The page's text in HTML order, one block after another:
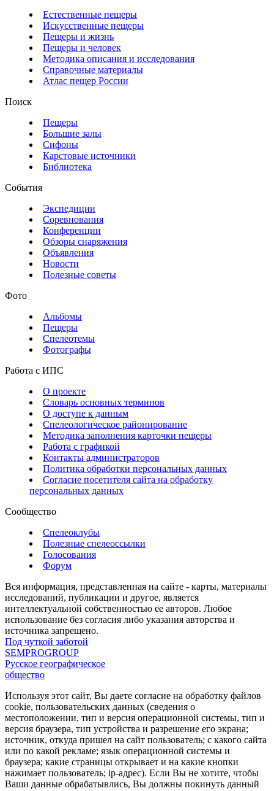
Естественные пещеры
Искусственные пещеры
Пещеры и жизнь
Пещеры и человек
Методика описания и исследования
Справочные материалы
Атлас пещер России
Поиск
Пещеры
Большие залы
Сифоны
Карстовые источники
Библиотека
События
Экспедиции
Соревнования
Конференции
Обзоры снаряжения
Объявления
Новости
Полезные советы
Фото
Альбомы
Пещеры
Спелеотемы
Фотографы
Работа с ИПС
О проекте
Словарь основных терминов
О доступе к данным
Спелеологическое районирование
Методика заполнения карточки пещеры
Работа с графикой
Контакты администраторов
Политика обработки персональных данных
Согласие посетителя сайта на обработку
персональных данных
Сообщество
Спелеоклубы
Полезные спелеоссылки
Голосования
Форум
Вся информация, представленная на сайте - карты, материалы
исследований, публикации и другое, является
интеллектуальной собственностью ее авторов. Любое
использование без согласия либо указания авторства и
источника запрещено.
Под чуткой заботой
SEMPROGROUP
Русское географическое
общество
Используя этот сайт, Вы даете согласие на обработку файлов
cookie, пользовательских данных (сведения о
местоположении, тип и версия операционной системы, тип и
версия браузера, тип устройства и разрешение его экрана;
источник, откуда пришел на сайт пользователь; с какого сайта
или по какой рекламе; язык операционной системы и
браузера; какие страницы открывает и на какие кнопки
нажимает пользователь; ip-адрес). Если Вы не хотите, чтобы
Ваши данные обрабатывлись, Вы должны покинуть данный